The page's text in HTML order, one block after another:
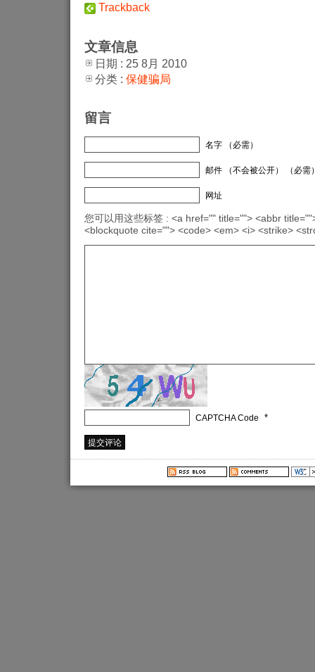
Trackback
文章信息
日期 : 25 8月 2010
分类 : 保健骗局
留言
名字 （必需）
邮件 （不会被公开） （必需
网址
您可以用这些标签 : <a href="" title=""> <abbr
<blockquote cite=""> <code> <em> <i> <strike>
CAPTCHA Code *